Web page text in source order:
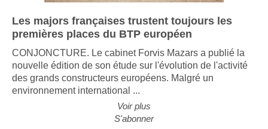
Les majors françaises trustent toujours les
premières places du BTP européen
CONJONCTURE. Le cabinet Forvis Mazars a publié la
nouvelle édition de son étude sur l'évolution de l'activité
des grands constructeurs européens. Malgré un
environnement international ...
Voir plus
S'abonner